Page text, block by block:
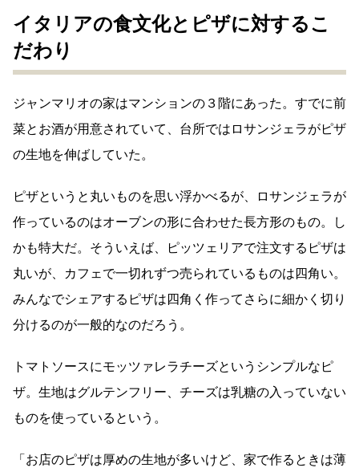
イタリアの食文化とピザに対するこ
だわり
ジャンマリオの家はマンションの３階にあった。すでに前
菜とお酒が用意されていて、台所ではロサンジェラがピザ
の生地を伸ばしていた。
ピザというと丸いものを思い浮かべるが、ロサンジェラが
作っているのはオーブンの形に合わせた長方形のもの。し
かも特大だ。そういえば、ピッツェリアで注文するピザは
丸いが、カフェで一切れずつ売られているものは四角い。
みんなでシェアするピザは四角く作ってさらに細かく切り
分けるのが一般的なのだろう。
トマトソースにモッツァレラチーズというシンプルなピ
ザ。生地はグルテンフリー、チーズは乳糖の入っていない
ものを使っているという。
「お店のピザは厚めの生地が多いけど、家で作るときは薄